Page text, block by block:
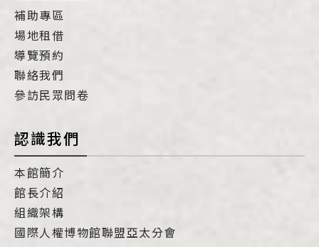
補助專區
場地租借
導覽預約
聯絡我們
參訪民眾問卷
認識我們
本館簡介
館長介紹
組織架構
國際人權博物館聯盟亞太分會